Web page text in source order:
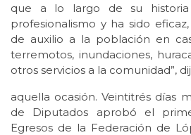
que a lo largo de su
profesionalismo y ha sido
de auxilio a la población en
terremotos, inundaciones,
otros servicios a la comunidad”,
aquella ocasión. Veintitrés días
de Diputados aprobó el
Egresos de la Federación de